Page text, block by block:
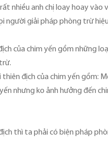
nhiều anh chị loay hoay vào
người giải pháp phòng trừ
của chim yến gồm những
địch của chim yến gồm:
nhưng ko ảnh hưởng đến
thì ta phải có biện pháp